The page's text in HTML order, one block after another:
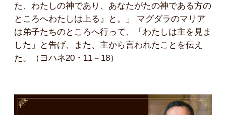
た、わたしの神であり、あなたがたの神である方の
ところへわたしは上る』と。」 マグダラのマリア
は弟子たちのところへ行って、「わたしは主を見ま
した」と告げ、また、主から言われたことを伝え
た。（ヨハネ20・11－18）